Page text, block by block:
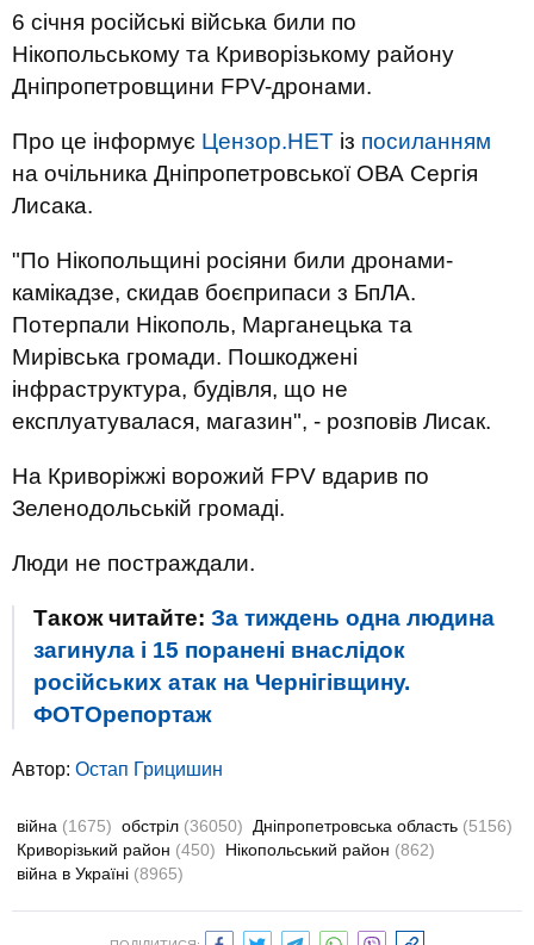
6 січня російські війська били по
Нікопольському та Криворізькому району
Дніпропетровщини FPV-дронами.
Про це інформує Цензор.НЕТ із посиланням
на очільника Дніпропетровської ОВА Сергія
Лисака.
"По Нікопольщині росіяни били дронами-
камікадзе, скидав боєприпаси з БпЛА.
Потерпали Нікополь, Марганецька та
Мирівська громади. Пошкоджені
інфраструктура, будівля, що не
експлуатувалася, магазин", - розповів Лисак.
На Криворіжжі ворожий FPV вдарив по
Зеленодольській громаді.
Люди не постраждали.
Також читайте: За тиждень одна людина
загинула і 15 поранені внаслідок
російських атак на Чернігівщину.
ФОТОрепортаж
Автор: Остап Грицишин
війна (1675) обстріл (36050) Дніпропетровська область (5156)
Криворізький район (450) Нікопольський район (862)
війна в Україні (8965)